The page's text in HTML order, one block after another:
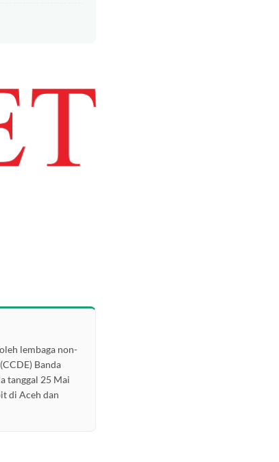
lembaga non-
Banda
tanggal 25 Mai
di Aceh dan